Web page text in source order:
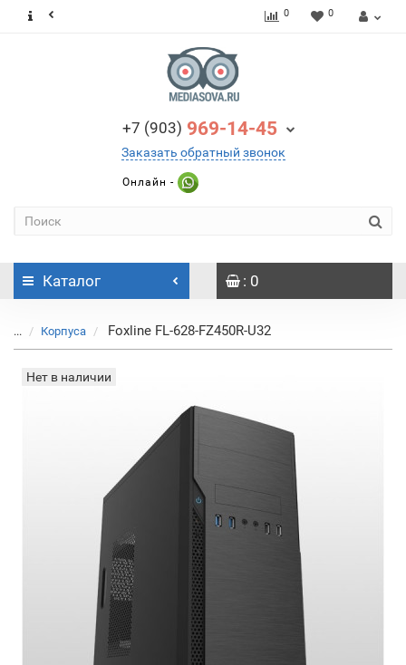
0 0
+7 (903) 969-14-45
Заказать обратный звонок
Онлайн -
Каталог : 0
... Корпуса Foxline FL-628-FZ450R-U32
Нет в наличии